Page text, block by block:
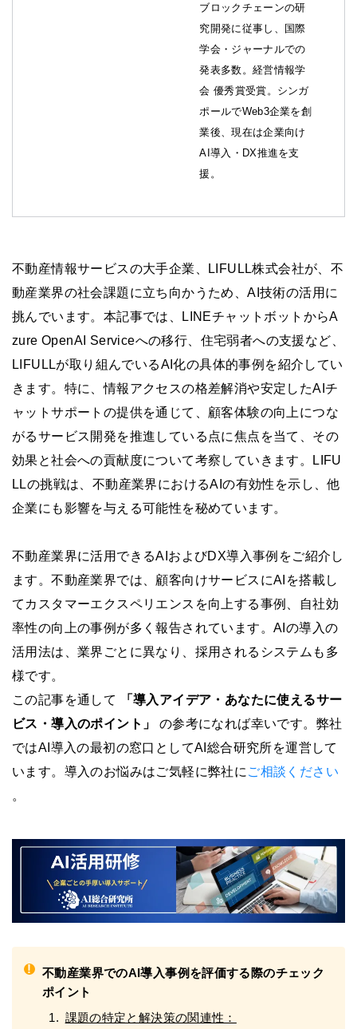
ブロックチェーンの研
究開発に従事し、国際
学会・ジャーナルでの
発表多数。経営情報学
会 優秀賞受賞。シンガ
ポールでWeb3企業を創
業後、現在は企業向け
AI導入・DX推進を支
援。
不動産情報サービスの大手企業、LIFULL株式会社が、不
動産業界の社会課題に立ち向かうため、AI技術の活用に
挑んでいます。本記事では、LINEチャットボットからA
zure OpenAI Serviceへの移行、住宅弱者への支援など、
LIFULLが取り組んでいるAI化の具体的事例を紹介してい
きます。特に、情報アクセスの格差解消や安定したAIチ
ャットサポートの提供を通じて、顧客体験の向上につな
がるサービス開発を推進している点に焦点を当て、その
効果と社会への貢献度について考察していきます。LIFU
LLの挑戦は、不動産業界におけるAIの有効性を示し、他
企業にも影響を与える可能性を秘めています。
不動産業界に活用できるAIおよびDX導入事例をご紹介し
ます。不動産業界では、顧客向けサービスにAIを搭載し
てカスタマーエクスペリエンスを向上する事例、自社効
率性の向上の事例が多く報告されています。AIの導入の
活用法は、業界ごとに異なり、採用されるシステムも多
様です。
この記事を通して
「導入アイデア・あなたに使えるサー
ビス・導入のポイント」
の参考になれば幸いです。弊社
ではAI導入の最初の窓口としてAI総合研究所を運営して
います。導入のお悩みはご気軽に弊社に ご相談ください
。
!
不動産業界でのAI導入事例を評価する際のチェック
ポイント
課題の特定と解決策の関連性：